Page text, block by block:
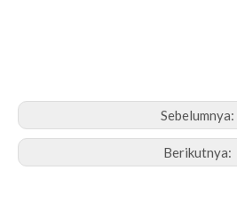
Sebelumnya:
Berikutnya: